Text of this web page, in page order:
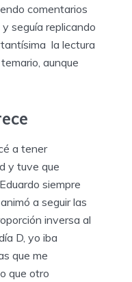
comentarios
seguía replicando
la lectura
aunque
a tener
y tuve que
siempre
a seguir las
inversa al
D, yo iba
que me
que otro